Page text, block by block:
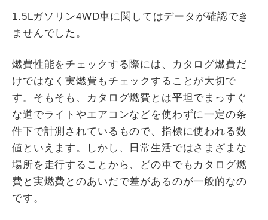
1.5Lガソリン4WD車に関してはデータが確認でき
ませんでした。
燃費性能をチェックする際には、カタログ燃費だ
けではなく実燃費もチェックすることが大切で
す。そもそも、カタログ燃費とは平坦でまっすぐ
な道でライトやエアコンなどを使わずに一定の条
件下で計測されているもので、指標に使われる数
値といえます。しかし、日常生活ではさまざまな
場所を走行することから、どの車でもカタログ燃
費と実燃費とのあいだで差があるのが一般的なの
です。